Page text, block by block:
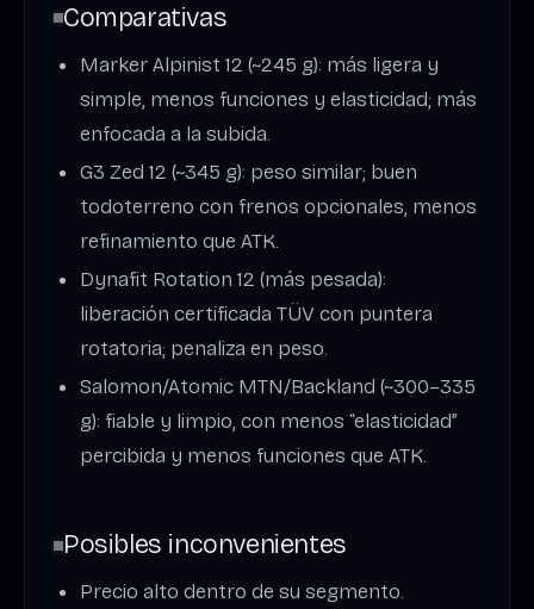
Comparativas
Marker Alpinist 12 (~245 g): más ligera y
simple, menos funciones y elasticidad; más
enfocada a la subida.
G3 Zed 12 (~345 g): peso similar; buen
todoterreno con frenos opcionales, menos
refinamiento que ATK.
Dynafit Rotation 12 (más pesada):
liberación certificada TÜV con puntera
rotatoria; penaliza en peso.
Salomon/Atomic MTN/Backland (~300–335
g): fiable y limpio, con menos “elasticidad”
percibida y menos funciones que ATK.
Posibles inconvenientes
Precio alto dentro de su segmento.